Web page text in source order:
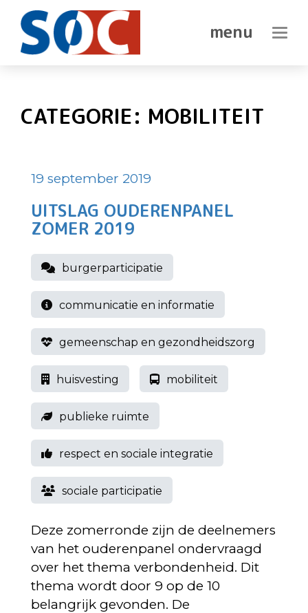
In-/
CATEGORIE: MOBILITEIT
19 september 2019
UITSLAG OUDERENPANEL
ZOMER 2019
burgerparticipatie
communicatie en informatie
gemeenschap en gezondheidszorg
huisvesting mobiliteit
publieke ruimte
respect en sociale integratie
sociale participatie
Deze zomerronde zijn de deelnemers
van het ouderenpanel ondervraagd
over het thema verbondenheid. Dit
thema wordt door 9 op de 10
belangrijk gevonden. De